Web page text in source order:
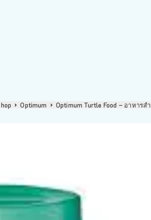
Optimum Optimum Turtle Food – อาหาร